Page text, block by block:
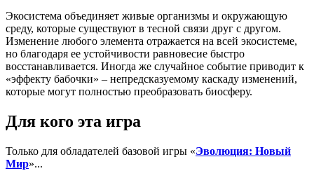
Экосистема объединяет живые организмы и окружающую
среду, которые существуют в тесной связи друг с другом.
Изменение любого элемента отражается на всей экосистеме,
но благодаря ее устойчивости равновесие быстро
восстанавливается. Иногда же случайное событие приводит к
«эффекту бабочки» – непредсказуемому каскаду изменений,
которые могут полностью преобразовать биосферу.
Для кого эта игра
Только для обладателей базовой игры «Эволюция: Новый
Мир»...